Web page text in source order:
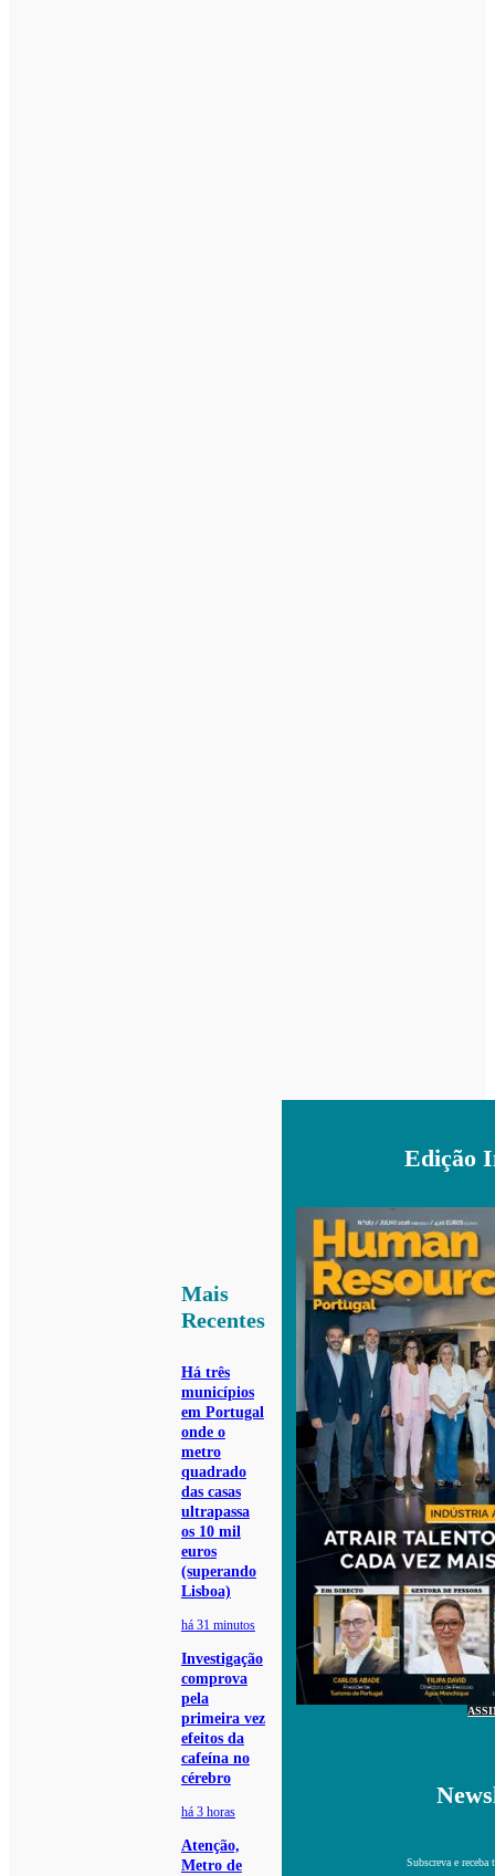
Mais
Recentes
Há três
municípios
em Portugal
onde o
metro
quadrado
das casas
ultrapassa
os 10 mil
euros
(superando
Lisboa)
há 31 minutos
Investigação
comprova
pela
primeira vez
efeitos da
cafeína no
cérebro
há 3 horas
Atenção,
Metro de
Edição
Subscreva e receba